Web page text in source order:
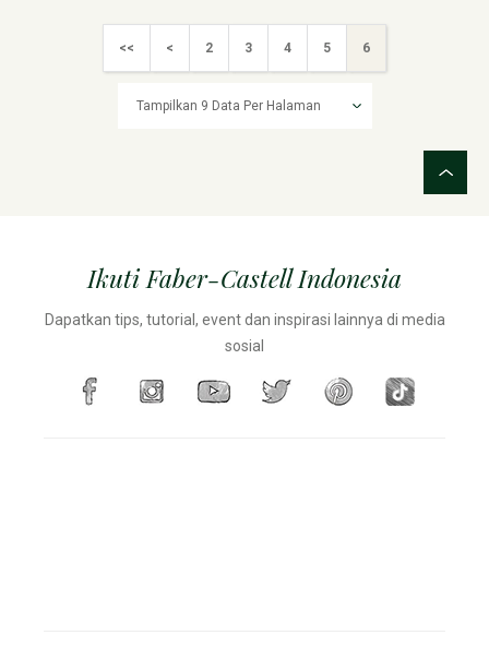
<< < 2 3 4 5 6
Ikuti Faber-Castell Indonesia
Dapatkan tips, tutorial, event dan inspirasi lainnya di media
sosial